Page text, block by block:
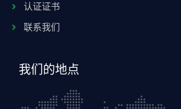
认证证书
联系我们
我们的地点